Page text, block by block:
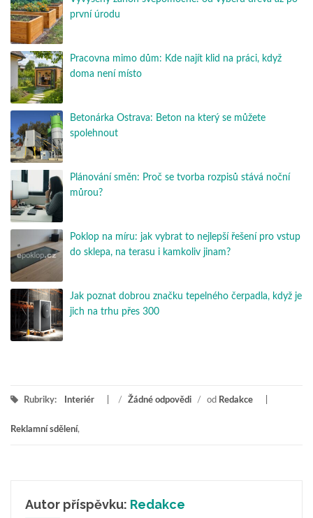
první úrodu
Pracovna mimo dům: Kde najít klid na práci, když
doma není místo
Betonárka Ostrava: Beton na který se můžete
spolehnout
Plánování směn: Proč se tvorba rozpisů stává noční
můrou?
Poklop na míru: jak vybrat to nejlepší řešení pro vstup
do sklepa, na terasu i kamkoliv jinam?
Jak poznat dobrou značku tepelného čerpadla, když je
jich na trhu přes 300
Rubriky: Interiér / Žádné odpovědi / od Redakce
Reklamní sdělení,
Autor příspěvku: Redakce